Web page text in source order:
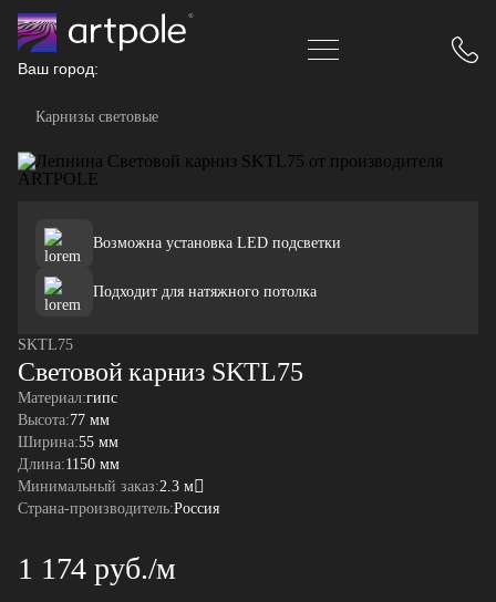
Ваш город:
Карнизы световые
Возможна установка LED подсветки
Подходит для натяжного потолка
SKTL75
Световой карниз SKTL75
Материал:гипс
Высота:77 мм
Ширина:55 мм
Длина:1150 мм
Минимальный заказ:2.3 м
Страна-производитель:Россия
1 174 руб./м